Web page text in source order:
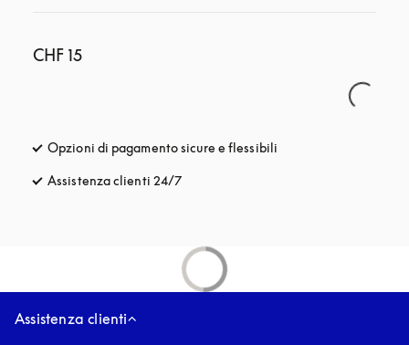
CHF 15
Opzioni di pagamento sicure e flessibili
Assistenza clienti 24/7
Assistenza clienti